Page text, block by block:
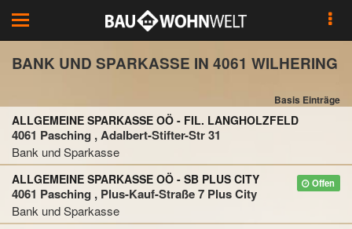
Toggle
navigation
BANK UND SPARKASSE IN 4061 WILHERING
Basis Einträge
ALLGEMEINE SPARKASSE OÖ - FIL. LANGHOLZFELD
4061 Pasching , Adalbert-Stifter-Str 31
Bank und Sparkasse
Offen
ALLGEMEINE SPARKASSE OÖ - SB PLUS CITY
4061 Pasching , Plus-Kauf-Straße 7 Plus City
Bank und Sparkasse